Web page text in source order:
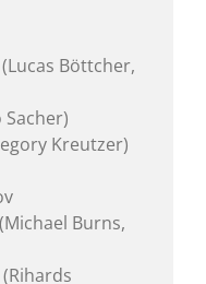
Böttcher,
Sacher)
Kreutzer)
Burns,